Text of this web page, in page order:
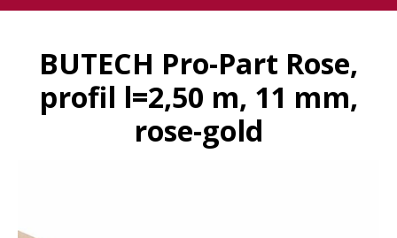
BUTECH Pro-Part Rose,
profil l=2,50 m, 11 mm,
rose-gold